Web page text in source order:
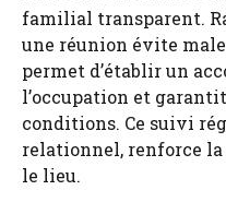
familial transparent.
une réunion évite
permet d’établir un
l’occupation et
conditions. Ce suivi
relationnel, renforce
le lieu.